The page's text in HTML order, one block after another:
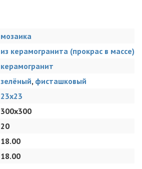
мозаика
из керамогранита (прокрас в массе)
керамогранит
зелёный, фисташковый
23x23
300x300
20
18.00
18.00